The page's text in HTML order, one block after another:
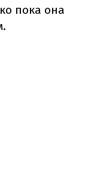
пока она